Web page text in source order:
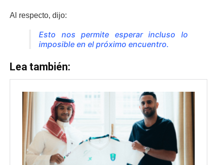
Al respecto, dijo:
Esto nos permite esperar incluso lo
imposible en el próximo encuentro.
Lea también: